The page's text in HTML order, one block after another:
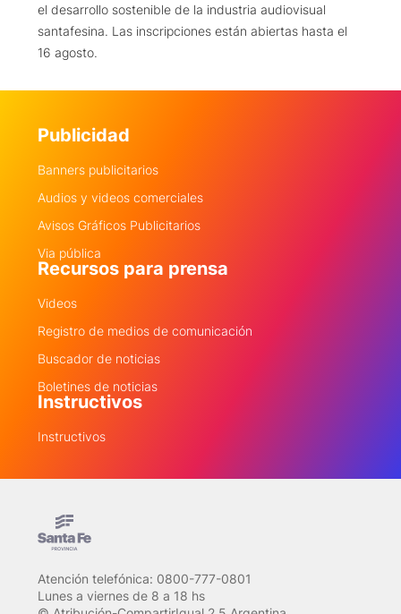
el desarrollo sostenible de la industria audiovisual
santafesina. Las inscripciones están abiertas hasta el
16 agosto.
Publicidad
Banners publicitarios
Audios y videos comerciales
Avisos Gráficos Publicitarios
Via pública
Recursos para prensa
Videos
Registro de medios de comunicación
Buscador de noticias
Boletines de noticias
Instructivos
Instructivos
Atención telefónica: 0800-777-0801
Lunes a viernes de 8 a 18 hs